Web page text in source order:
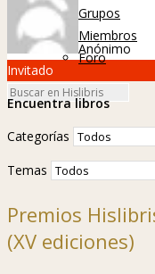
Grupos
Miembros
Foro
Anónimo
Invitado
Encuentra libros
Categorías
Temas
Premios
(XV ediciones)